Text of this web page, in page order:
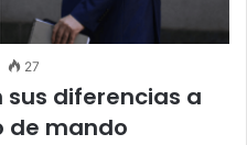
27
sus diferencias a
de mando